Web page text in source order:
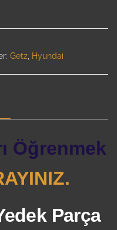
Getz Hyundai
Öğrenmek
Parça